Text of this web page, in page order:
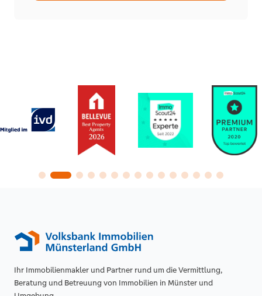
Ihr Immobilienmakler und Partner rund um die Vermittlung,
Beratung und Betreuung von Immobilien in Münster und